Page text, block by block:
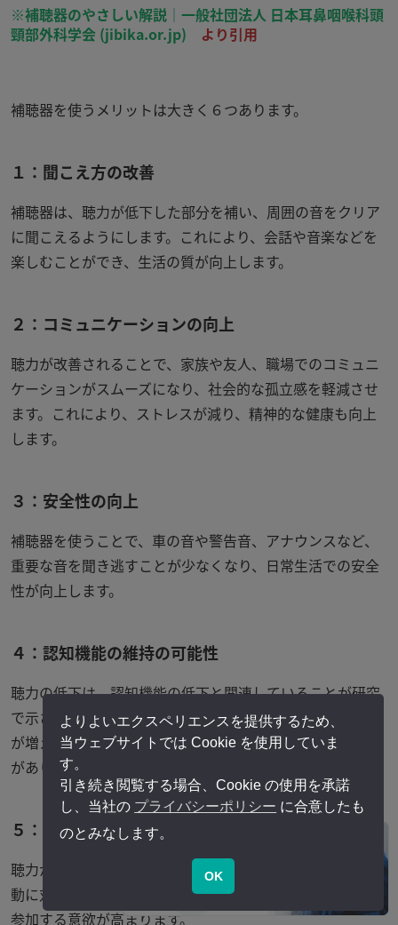
※補聴器のやさしい解説｜一般社団法人 日本耳鼻咽喉科頭
頸部外科学会 (jibika.or.jp) より引用
補聴器を使うメリットは大きく６つあります。
１：聞こえ方の改善
補聴器は、聴力が低下した部分を補い、周囲の音をクリア
に聞こえるようにします。これにより、会話や音楽などを
楽しむことができ、生活の質が向上します。
２：コミュニケーションの向上
聴力が改善されることで、家族や友人、職場でのコミュニ
ケーションがスムーズになり、社会的な孤立感を軽減させ
ます。これにより、ストレスが減り、精神的な健康も向上
します。
３：安全性の向上
補聴器を使うことで、車の音や警告音、アナウンスなど、
重要な音を聞き逃すことが少なくなり、日常生活での安全
性が向上します。
４：認知機能の維持の可能性
聴力の低下は、認知機能の低下と関連していることが研究
で示されています。補聴器を使うことで、聴覚情報の入力
が増え、脳が活性化され、認知機能の維持に役立つ可能性
があります。
５：自信の回復
聴力が改善されることで、他者との交流や公共の場での活
動に対する自信が回復します。これにより、積極的に社会
参加する意欲が高まります。
よりよいエクスペリエンスを提供するため、
当ウェブサイトでは Cookie を使用していま
す。
引き続き閲覧する場合、Cookie の使用を承諾
し、当社の プライバシーポリシー に合意したも
のとみなします。
OK